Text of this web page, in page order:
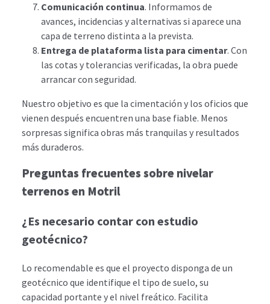
Comunicación continua. Informamos de
avances, incidencias y alternativas si aparece una
capa de terreno distinta a la prevista.
Entrega de plataforma lista para cimentar. Con
las cotas y tolerancias verificadas, la obra puede
arrancar con seguridad.
Nuestro objetivo es que la cimentación y los oficios que
vienen después encuentren una base fiable. Menos
sorpresas significa obras más tranquilas y resultados
más duraderos.
Preguntas frecuentes sobre nivelar
terrenos en Motril
¿Es necesario contar con estudio
geotécnico?
Lo recomendable es que el proyecto disponga de un
geotécnico que identifique el tipo de suelo, su
capacidad portante y el nivel freático. Facilita